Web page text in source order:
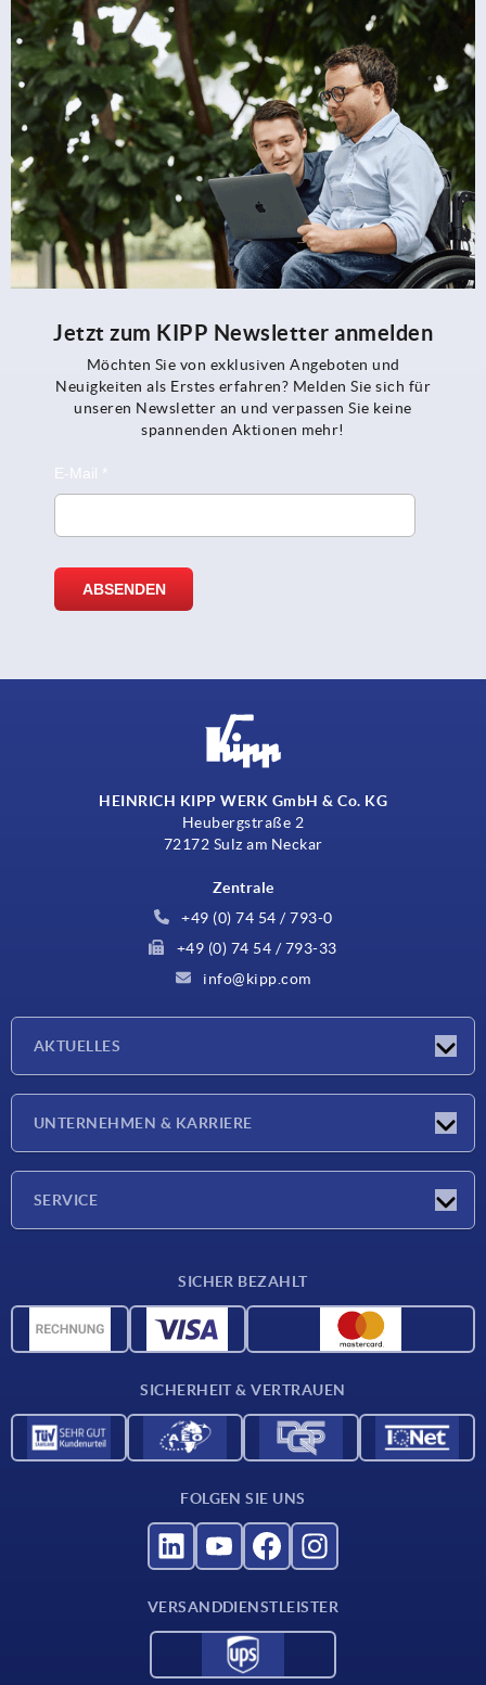
Jetzt zum KIPP Newsletter anmelden
Möchten Sie von exklusiven Angeboten und
Neuigkeiten als Erstes erfahren? Melden Sie sich für
unseren Newsletter an und verpassen Sie keine
spannenden Aktionen mehr!
HEINRICH KIPP WERK GmbH & Co. KG
Heubergstraße 2
72172 Sulz am Neckar
Zentrale
+49 (0) 74 54 / 793-0
+49 (0) 74 54 / 793-33
info@kipp.com
AKTUELLES
Presseberichte
UNTERNEHMEN & KARRIERE
SERVICE
Werkstoffübersicht
SICHER BEZAHLT
SICHERHEIT & VERTRAUEN
FOLGEN SIE UNS
VERSANDDIENSTLEISTER